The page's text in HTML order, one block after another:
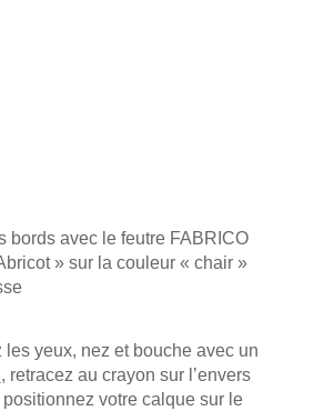
bords avec le feutre FABRICO
» sur la couleur « chair »
les yeux, nez et bouche avec un
, retracez au crayon sur l’envers
votre calque sur le